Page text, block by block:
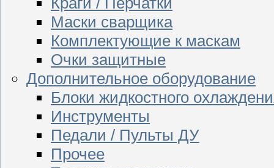
Маски сварщика
Комплектующие к маскам
Очки защитные
Дополнительное оборудование
Блоки жидкостного
Инструменты
Педали / Пульты ДУ
Прочее